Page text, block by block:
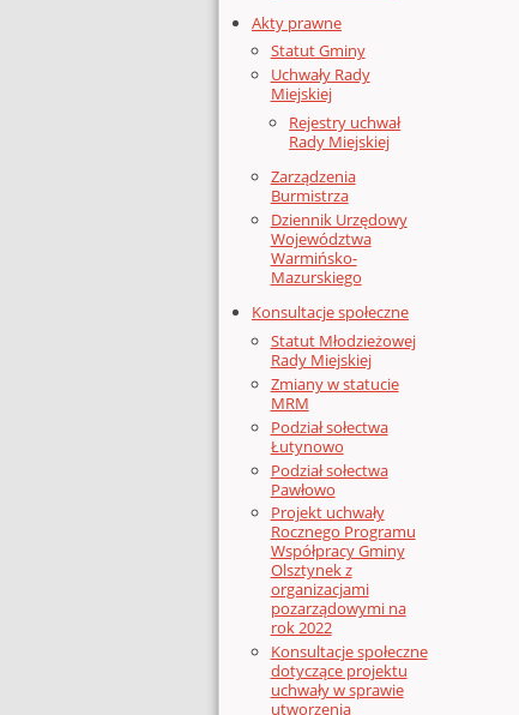
Akty prawne
Statut Gminy
Uchwały Rady
Miejskiej
Rejestry uchwał
Rady Miejskiej
Zarządzenia
Burmistrza
Dziennik Urzędowy
Województwa
Warmińsko-
Mazurskiego
Konsultacje społeczne
Statut Młodzieżowej
Rady Miejskiej
Zmiany w statucie
MRM
Podział sołectwa
Łutynowo
Podział sołectwa
Pawłowo
Projekt uchwały
Rocznego Programu
Współpracy Gminy
Olsztynek z
organizacjami
pozarządowymi na
rok 2022
Konsultacje społeczne
dotyczące projektu
uchwały w sprawie
utworzenia